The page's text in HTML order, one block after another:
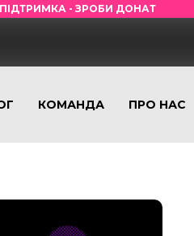
- ЗРОБИ ДОНАТ
КОМАНДА ПРО НАС